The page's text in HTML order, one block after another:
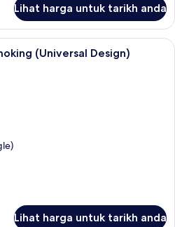
Lihat harga untuk tarikh anda
1 bilik tidur, peti besi dalam bilik,
(Universal Design)
Lihat harga untuk tarikh anda